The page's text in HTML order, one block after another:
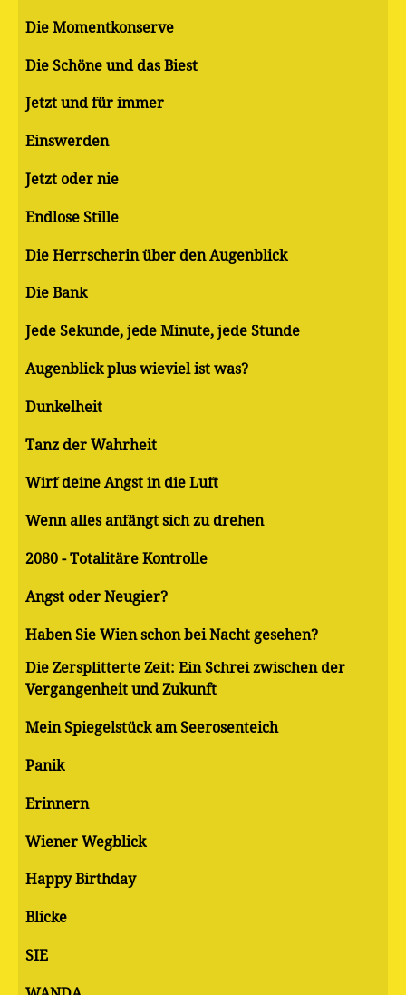
Die Momentkonserve
Die Schöne und das Biest
Jetzt und für immer
Einswerden
Jetzt oder nie
Endlose Stille
Die Herrscherin über den Augenblick
Die Bank
Jede Sekunde, jede Minute, jede Stunde
Augenblick plus wieviel ist was?
Dunkelheit
Tanz der Wahrheit
Wirf deine Angst in die Luft
Wenn alles anfängt sich zu drehen
2080 - Totalitäre Kontrolle
Angst oder Neugier?
Haben Sie Wien schon bei Nacht gesehen?
Die Zersplitterte Zeit: Ein Schrei zwischen der
Vergangenheit und Zukunft
Mein Spiegelstück am Seerosenteich
Panik
Erinnern
Wiener Wegblick
Happy Birthday
Blicke
SIE